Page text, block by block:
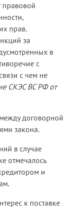
правовой
прав.
за
в
с
с чем не
СКЭС ВС РФ от
договорной
закона.
в случае
отмечалось
и
к поставке